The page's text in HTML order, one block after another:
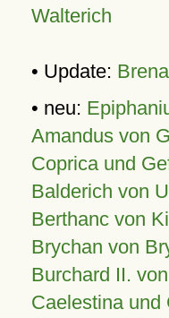
Walterich
• Update:
• neu:
Amandus von
Coprica und
Balderich von
Berthanc von
Brychan von
Burchard II.
Caelestina und